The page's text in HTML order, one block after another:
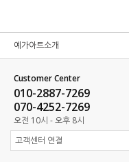
예가아트소개
Customer Center
010-2887-7269
070-4252-7269
오전 10시 - 오후 8시
고객센터 연결